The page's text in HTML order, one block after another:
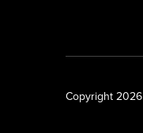
Copyright 2026